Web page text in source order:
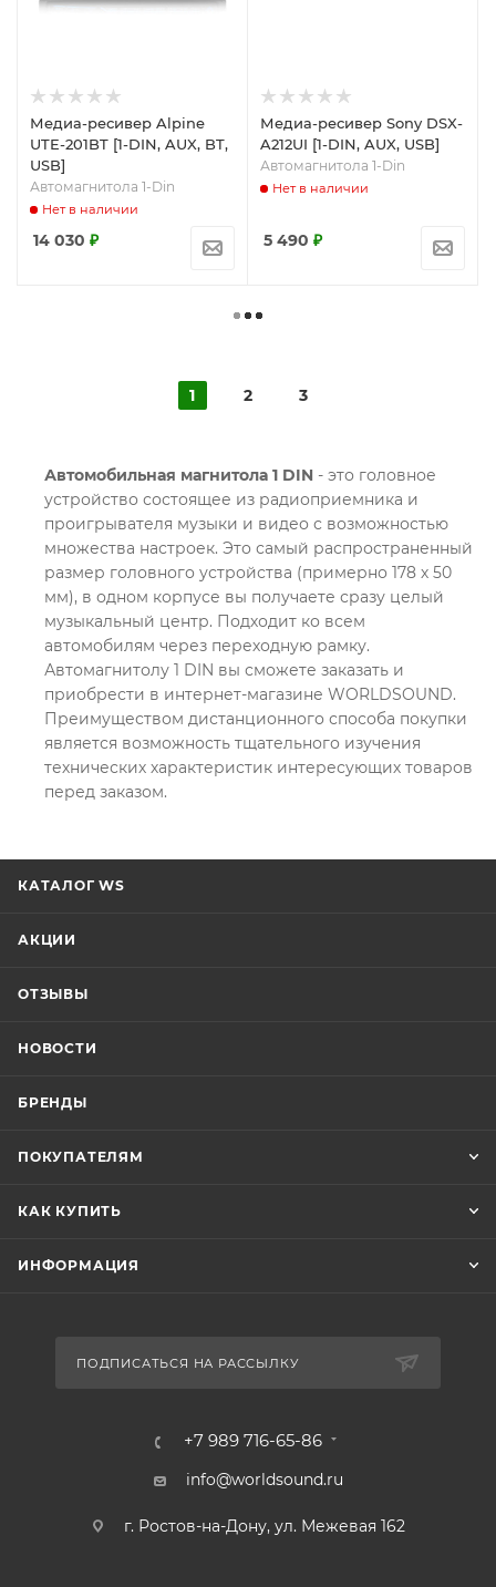
Медиа-ресивер Alpine
UTE-201BT [1-DIN, AUX, BT,
USB]
Автомагнитола 1-Din
Нет в наличии
14 030 ₽
Медиа-ресивер Sony DSX-
A212UI [1-DIN, AUX, USB]
Автомагнитола 1-Din
Нет в наличии
5 490 ₽
1 2 3
Автомобильная магнитола 1 DIN - это головное
устройство состоящее из радиоприемника и
проигрывателя музыки и видео с возможностью
множества настроек. Это самый распространенный
размер головного устройства (примерно 178 х 50
мм), в одном корпусе вы получаете сразу целый
музыкальный центр. Подходит ко всем
автомобилям через переходную рамку.
Автомагнитолу 1 DIN вы сможете заказать и
приобрести в интернет-магазине WORLDSOUND.
Преимуществом дистанционного способа покупки
является возможность тщательного изучения
технических характеристик интересующих товаров
перед заказом.
КАТАЛОГ WS
АКЦИИ
ОТЗЫВЫ
НОВОСТИ
БРЕНДЫ
ПОКУПАТЕЛЯМ
КАК КУПИТЬ
ИНФОРМАЦИЯ
ПОДПИСАТЬСЯ НА РАССЫЛКУ
+7 989 716-65-86
info@worldsound.ru
г. Ростов-на-Дону, ул. Межевая 162